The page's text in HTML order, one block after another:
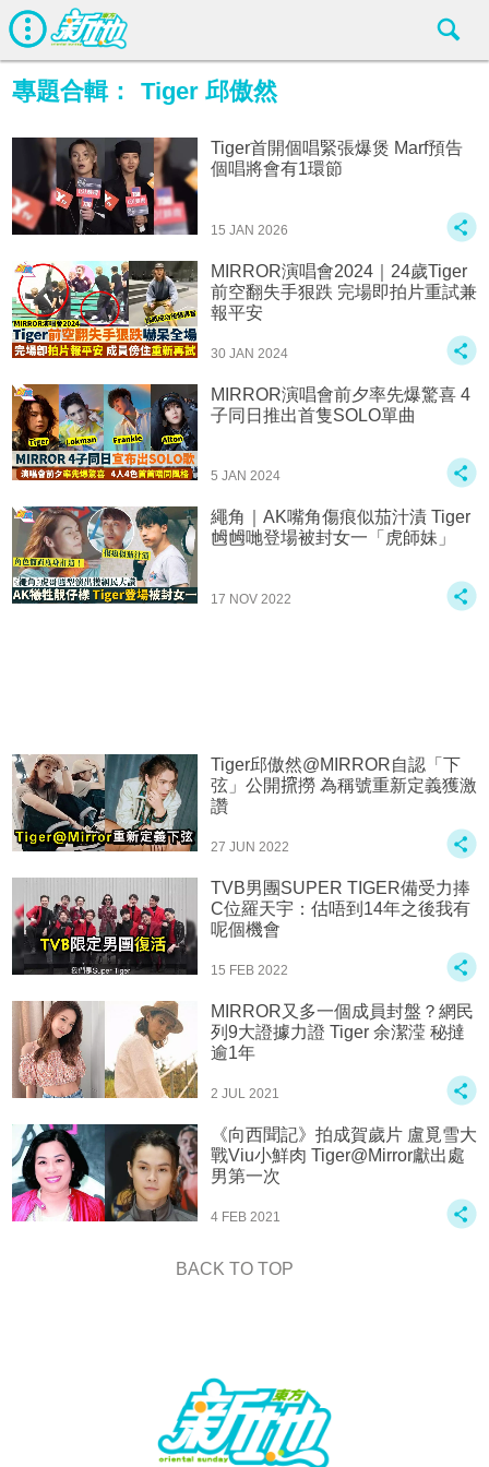
專題合輯： Tiger 邱傲然
Tiger首開個唱緊張爆煲 Marf預告
個唱將會有1環節
15 JAN 2026
MIRROR演唱會2024｜24歲Tiger
前空翻失手狠跌 完場即拍片重試兼
報平安
30 JAN 2024
MIRROR演唱會前夕率先爆驚喜 4
子同日推出首隻SOLO單曲
5 JAN 2024
繩角｜AK嘴角傷痕似茄汁漬 Tiger
乸乸哋登場被封女一「虎師妹」
17 NOV 2022
Tiger邱傲然@MIRROR自認「下
弦」公開𢱑撈 為稱號重新定義獲激
讚
27 JUN 2022
TVB男團SUPER TIGER備受力捧
C位羅天宇：估唔到14年之後我有
呢個機會
15 FEB 2022
MIRROR又多一個成員封盤？網民
列9大證據力證 Tiger 余潔滢 秘撻
逾1年
2 JUL 2021
《向西聞記》拍成賀歲片 盧覓雪大
戰Viu小鮮肉 Tiger@Mirror獻出處
男第一次
4 FEB 2021
BACK TO TOP